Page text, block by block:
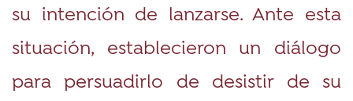
su intención de lanzarse. Ante esta
situación, establecieron un diálogo
para persuadirlo de desistir de su